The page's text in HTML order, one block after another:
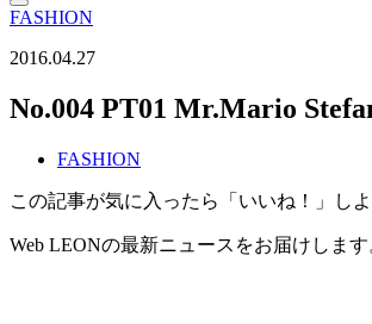
FASHION
2016.04.27
No.004 PT01 Mr.Mario
FASHION
この記事が気に入ったら「いいね！」しよ
Web LEONの最新ニュースをお届けします